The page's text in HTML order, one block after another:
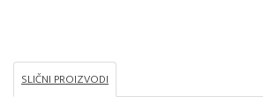
SLIČNI PROIZVODI